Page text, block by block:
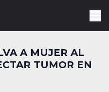
A MUJER AL
TUMOR EN